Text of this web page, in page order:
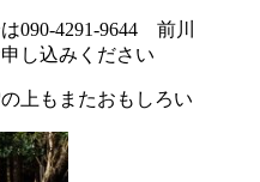
090-4291-9644 前川
し込みください
上もまたおもしろい